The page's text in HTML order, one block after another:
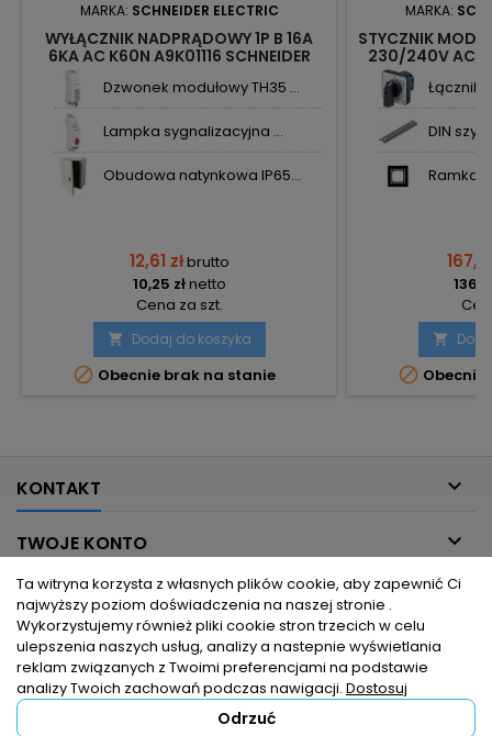
MARKA: SCHNEIDER ELECTRIC
WYŁĄCZNIK NADPRĄDOWY 1P B 16A
6KA AC K60N A9K01116 SCHNEIDER
Dzwonek modułowy TH35 ...
Lampka sygnalizacyjna ...
Obudowa natynkowa IP65...
12,61 złbrutto
10,25 złnetto
Cena za szt.
 Dodaj do koszyka
 Obecnie brak na stanie
MARKA:
STYCZNIK
230/240V AC1
Łącznik
DIN
Ramka


KONTAKT 
TWOJE KONTO 
INFORMACJE DLA CIEBIE 
PRODUKTY
Ta witryna korzysta z własnych plików cookie, aby zapewnić Ci
najwyższy poziom doświadczenia na naszej stronie .
Wykorzystujemy również pliki cookie stron trzecich w celu
ulepszenia naszych usług, analizy a nastepnie wyświetlania
reklam związanych z Twoimi preferencjami na podstawie
analizy Twoich zachowań podczas nawigacji. Dostosuj
Odrzuć